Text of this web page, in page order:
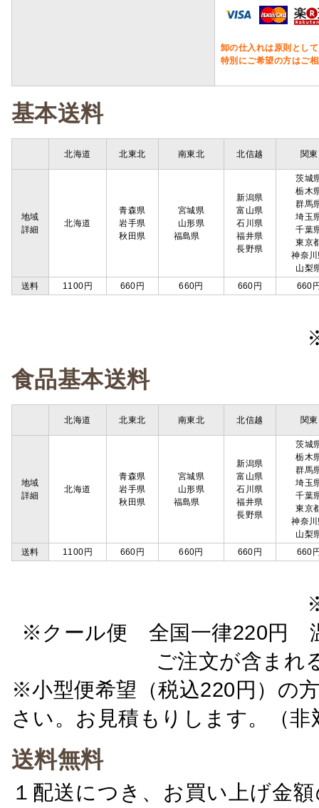
卸の仕入れは原則とし
特別にご希望の方はご
基本送料
北海道 北東北 南東北 北信越 関東
地域
詳細
北海道
青森県
岩手県
秋田県
宮城県
山形県
福島県
新潟県
富山県
石川県
福井県
長野県
茨城
栃木
群馬
埼玉
千葉
東京
神奈
山梨
送料
1100円 660円 660円 660円 660
食品基本送料
北海道 北東北 南東北 北信越 関東
地域
詳細
北海道
青森県
岩手県
秋田県
宮城県
山形県
福島県
新潟県
富山県
石川県
福井県
長野県
茨城
栃木
群馬
埼玉
千葉
東京
神奈
山梨
送料
1100円 660円 660円 660円 660
※クール便 全国一律220円
ご注文が含ま
※小型便希望（税込220円）の
さい。お見積もりします。（非
送料無料
１配送につき、お買い上げ金